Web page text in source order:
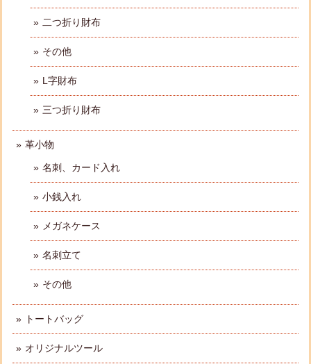
二つ折り財布
その他
L字財布
三つ折り財布
革小物
名刺、カード入れ
小銭入れ
メガネケース
名刺立て
その他
トートバッグ
オリジナルツール